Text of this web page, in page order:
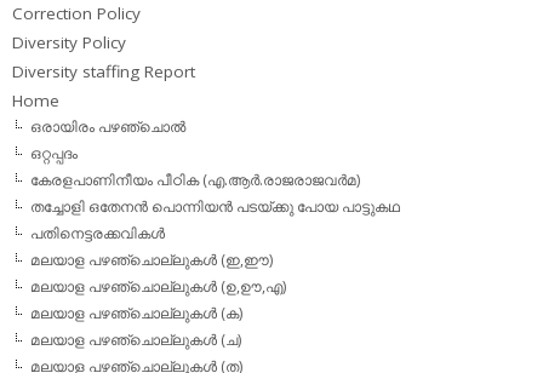
Correction Policy
Diversity Policy
Diversity staffing Report
Home
ഒരായിരം പഴഞ്ചൊല്‍
ഒറ്റപ്പദം
കേരളപാണിനീയം പീഠിക (എ.ആര്‍.രാജരാജവര്‍മ)
തച്ചോളി ഒതേനൻ പൊന്നിയൻ പടയ്‌ക്കു പോയ പാട്ടുകഥ
പതിനെട്ടരക്കവികള്‍
മലയാള പഴഞ്ചൊല്ലുകള്‍ (ഇ,ഈ)
മലയാള പഴഞ്ചൊല്ലുകള്‍ (ഉ,ഊ,എ)
മലയാള പഴഞ്ചൊല്ലുകള്‍ (ക)
മലയാള പഴഞ്ചൊല്ലുകള്‍ (ച)
മലയാള പഴഞ്ചൊല്ലുകള്‍ (ത)